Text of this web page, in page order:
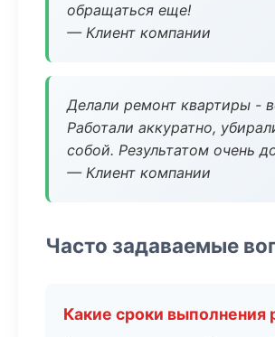
обращаться еще!
— Клиент компании
Делали ремонт квартиры -
Работали аккуратно,
собой. Результатом очень
— Клиент компании
Часто задаваемые
Какие сроки выполнения